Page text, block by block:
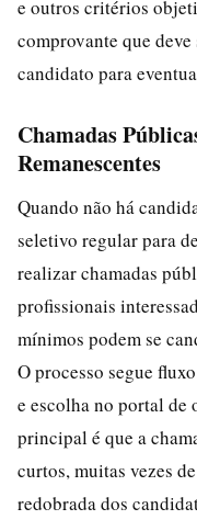
e outros critérios
comprovante que
candidato para
Chamadas
Remanescentes
Quando não há
seletivo regular para
realizar chamadas
profissionais
mínimos podem se
O processo segue
e escolha no portal de
principal é que a
curtos, muitas vezes
redobrada dos